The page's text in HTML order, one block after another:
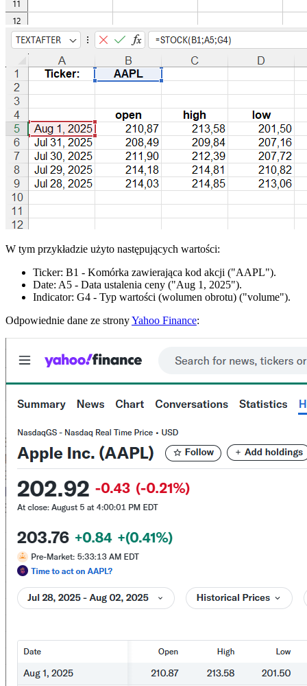
W tym przykładzie użyto następujących wartości:
Ticker: B1 - Komórka zawierająca kod akcji ("AAPL").
Date: A5 - Data ustalenia ceny ("Aug 1, 2025").
Indicator: G4 - Typ wartości (wolumen obrotu) ("volume").
Odpowiednie dane ze stronyYahoo Finance: